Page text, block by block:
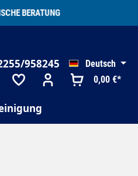
0,00 €*
958245 Deutsch